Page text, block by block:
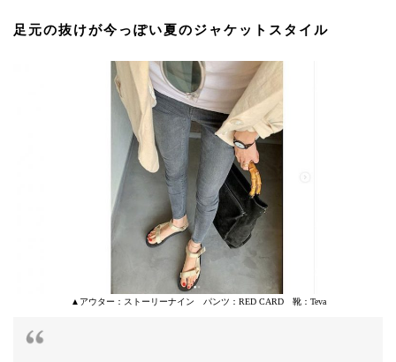
足元の抜けが今っぽい夏のジャケットスタイル
▲アウター：ストーリーナイン パンツ：RED CARD 靴：Teva